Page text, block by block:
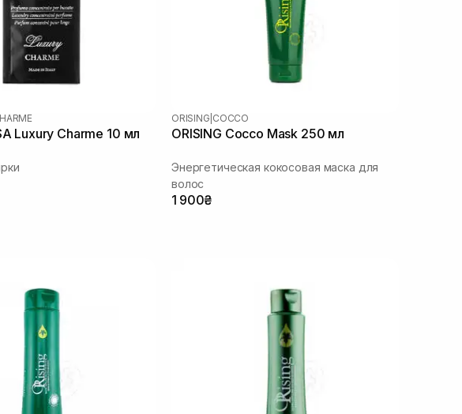
Luxury Charme 10 мл
ORISING COCCO
ORISING Cocco Mask 250 мл
Энергетическая кокосовая маска для
волос
1 900₴